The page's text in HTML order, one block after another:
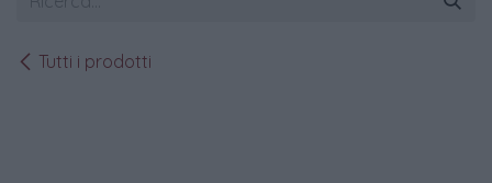
Tutti i prodotti